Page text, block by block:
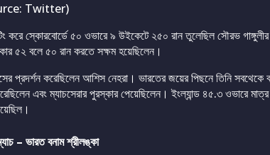
Twitter)
করে স্কোরবোর্ডে ৫০ ওভারে ৯ উইকেটে ২৫০ রান তুলেছিল সৌরভ
৫২ বলে ৫০ রান করতে সক্ষম হয়েছিলেন।
প্রদর্শন করেছিলেন আশিস নেহরা। ভারতের জয়ের পিছনে তিনি
এবং ম্যাচসেরার পুরস্কার পেয়েছিলেন। ইংল্যান্ড ৪৫.৩ ওভারে
– ভারত বনাম শ্রীলঙ্কা